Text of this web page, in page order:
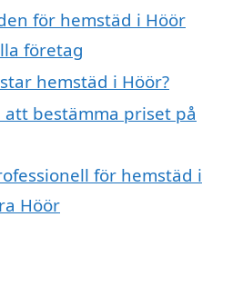
för hemstäd i Höör
företag
hemstäd i Höör?
bestämma priset på
för hemstäd i
Höör